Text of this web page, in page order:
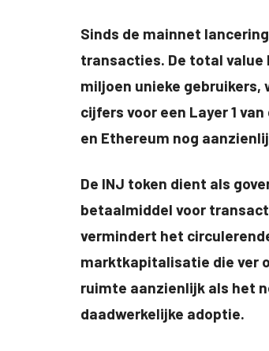
Sinds de mainnet
transacties. De total value
miljoen unieke gebruikers,
cijfers voor een Layer 1
en Ethereum nog
De INJ token dient als
betaalmiddel voor
vermindert het
marktkapitalisatie die ver
ruimte aanzienlijk als het
daadwerkelijke adoptie.